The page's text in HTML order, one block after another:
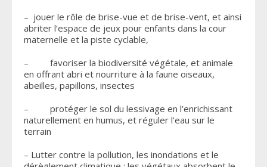
– jouer le rôle de brise-vue et de brise-vent, et ainsi
abriter l’espace de jeux pour enfants dans la cour
maternelle et la piste cyclable,
– favoriser la biodiversité végétale, et animale
en offrant abri et nourriture à la faune oiseaux,
abeilles, papillons, insectes
– protéger le sol du lessivage en l’enrichissant
naturellement en humus, et réguler l’eau sur le
terrain
– Lutter contre la pollution, les inondations et le